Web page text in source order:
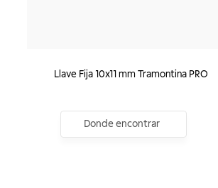
Llave Fija 10x11 mm Tramontina PRO
Donde encontrar